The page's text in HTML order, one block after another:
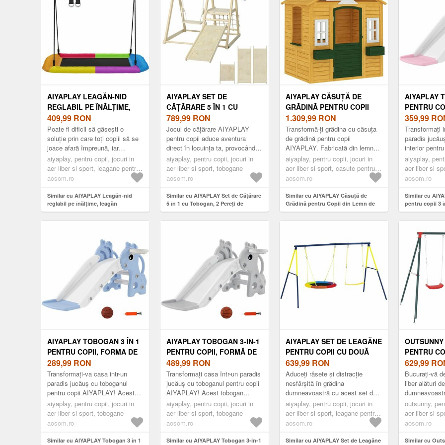
AIYAPLAY LEAGĂN-NID
REGLABIL PE ÎNĂLȚIME,
LEAGĂN SUSPENDAT PÂNĂ
LA 300KG CU CORZI
REGLABILE PENTRU 3-8
ANI 148X77X180 CM,
MULTICOLOR | AOSOM
ROMANIA
409,99 RON
Poate fi dificil să găsești o
soluție prin care toți copiii să se
joace afară împreună, iar
siguranța este importantă.
Leagănul-nid AIYAPLAY pentru...
aiyaplay, pentru copii, jocuri in
aer liber si sport, leagane pentru
copii
aosom.ro
Similar cu AIYAPLAY Leagăn-nid
reglabil pe înălțime, leagăn
suspendat până la 300kg cu corzi
reglabile pentru 3-8 ani 148x77x180
AIYAPLAY SET DE
CĂȚĂRARE 5 ÎN 1 CU
TOBOGAN, 2 PEREȚI DE
CĂȚĂRARE, LEAGĂN ȘI
COȘ DE BASCHET, DIN
LEMN, 140X172.5X116.5 CM
| AOSOM ROMANIA
789,99 RON
Jocul de cățărare AIYAPLAY
pentru copii aduce aventura
direct în locuința ta, provocându-i
pe cei mici să își testeze
abilitățile. Structura este r...
aiyaplay, pentru copii, jocuri in
aer liber si sport, tobogane
aosom.ro
Similar cu AIYAPLAY Set de Cățărare
5 în 1 cu Tobogan, 2 Pereți de
Cățărare, Leagăn și Coș de Baschet,
din Lemn, 140x172.5x116.5 cm |
AIYAPLAY CĂSUȚĂ DE
GRĂDINĂ PENTRU COPII
DIN LEMN DE MOLID,
CĂSUȚĂ DE EXTERIOR CU 3
FERESTRE, 2 JARDINIERE,
UȘĂ ȘI ACOPERIȘ, PENTRU
COPII 3-8 ANI, INTERIOR ȘI
EXTERIOR, 134.5X97X150
CM, MARO | AOSOM
1.309,99 RON
Transformă-ți grădina cu căsuța
de grădină pentru copii
AIYAPLAY. Fabricată din lemn
de molid sigur și vopsit, oferă un
spațiu primitor pentru cei ...
aiyaplay, pentru copii, jocuri in
aer liber si sport, casute pentru
copii
aosom.ro
Similar cu AIYAPLAY Căsuță de
Grădină pentru Copii din Lemn de
Molid, Căsuță de Exterior cu 3
Ferestre, 2 Jardiniere, Ușă și
Maro | Aosom Romania
AIYAPLAY
PENTRU
FORMĂ DE
DE
MINGE, 106
ROZ |
359,99
Transformați
paradis
interior
În formă de
de baschet,
aiyaplay,
aer liber si
aosom.ro
Similar cu
pentru copii 3
cu coș de
minge, 106 x
AIYAPLAY TOBOGAN 3 ÎN 1
PENTRU COPII, FORMA DE
GIRAFĂ, COȘ DE BASCHET,
MINGE, ALBASTRU |
AOSOM ROMANIA
289,99 RON
Transformați-va casa intr-un
paradis jucăuș cu toboganul
pentru copii AIYAPLAY! Acest
tobogan încântător pentru copii în
formă de girafă oferă o to...
aiyaplay, pentru copii, jocuri in
aer liber si sport, tobogane
aosom.ro
Similar cu AIYAPLAY Tobogan 3 în 1
AIYAPLAY TOBOGAN 3-IN-1
PENTRU COPII, FORMĂ DE
GIRAFĂ, COȘ DE BASCHET,
MINGE, GRI | AOSOM
ROMANIA
489,99 RON
Transformați casa într-un paradis
jucăuș cu toboganul pentru copii
AIYAPLAY! Acest tobogan
fermecător pentru copii mici în
formă de girafă oferă o ...
aiyaplay, pentru copii, jocuri in
aer liber si sport, tobogane
aosom.ro
Similar cu AIYAPLAY Tobogan 3-in-1
AIYAPLAY SET DE LEAGĂNE
PENTRU COPII CU DOUĂ
TIPURI DE LEAGĂNE, LOC
DE JOACĂ EXTERIOR CU
CORZI REGLABILE,
STRUCTURĂ DIN METAL
PENTRU VÂRSTA 3-8 ANI,
CAPACITATE 150KG,
MULTICOLOR | AOSOM
639,99 RON
Aduceți râsete și distracție
nesfârșită în grădina
dumneavoastră cu acest set de
leagăne pentru copii AIYAPLAY.
Structura robustă din oțel în
formă...
aiyaplay, pentru copii, jocuri in
aer liber si sport, leagane pentru
copii
aosom.ro
Similar cu AIYAPLAY Set de Leagăne
PENTRU
LEAGĂN
COARDĂ
DE
ROȘU |
629,99
Bucurați-vă
liber alături
dezvoltarea
cu acest
Outsunny...
outsunny,
aer liber si
copii
aosom.ro
Similar cu